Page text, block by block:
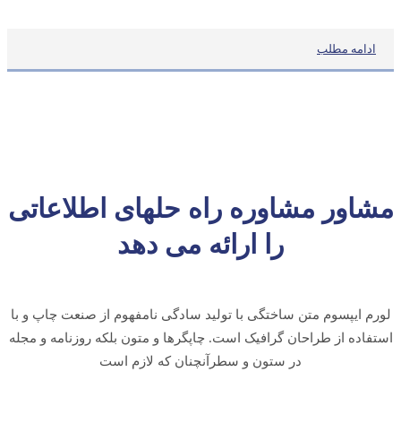
ادامه مطلب
مشاور مشاوره راه حلهای اطلاعاتی
را ارائه می دهد
لورم ایپسوم متن ساختگی با تولید سادگی نامفهوم از صنعت چاپ و با
استفاده از طراحان گرافیک است. چاپگرها و متون بلکه روزنامه و مجله
در ستون و سطرآنچنان که لازم است